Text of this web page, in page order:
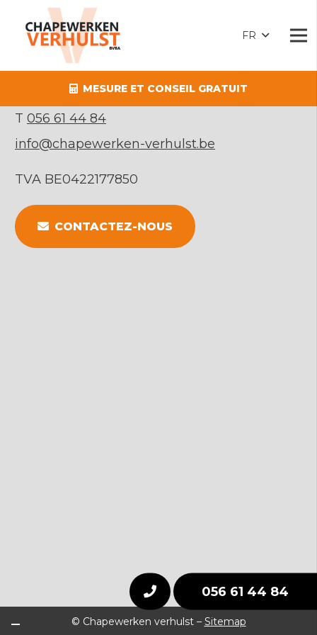
FR
MESURE ET CONSEIL GRATUIT
CHAPEWERKEN VERHULST
Drieslaan 1
Gullegem
T 056 61 44 84
info@chapewerken-verhulst.be
TVA BE0422177850
CONTACTEZ-NOUS
© Chapewerken verhulst – Sitemap
056 61 44 84